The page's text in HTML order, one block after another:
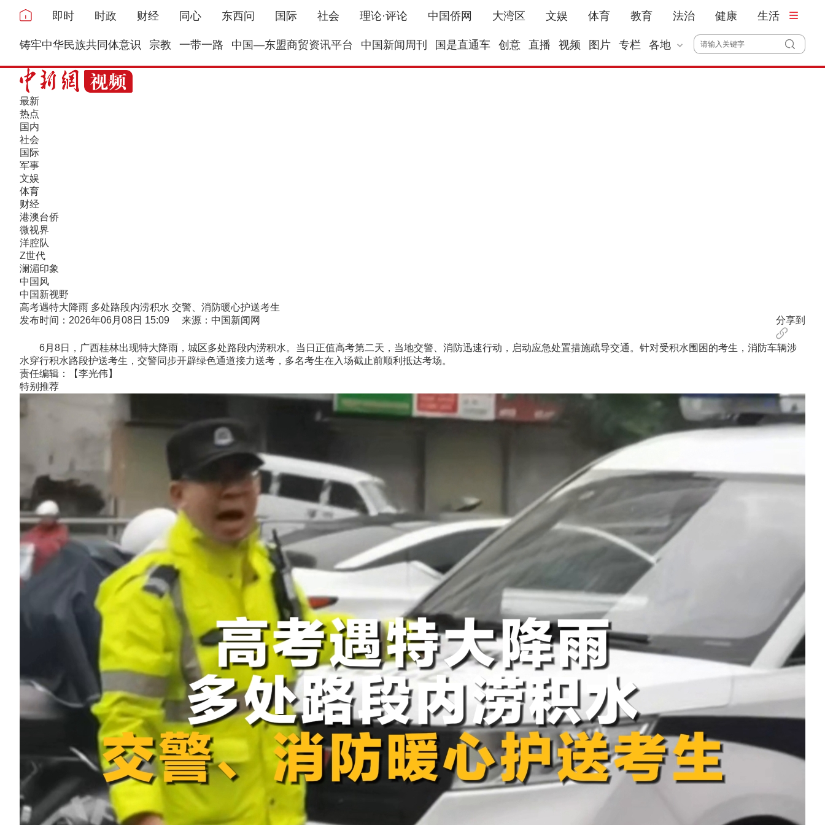
即时 时政 财经 同心 东西问 国际 社会 理论·评论 中国侨网 大湾区 文娱 体育 教育 法治 健康 生活
铸牢中华民族共同体意识 宗教 一带一路 中国—东盟商贸资讯平台 中国新闻周刊 国是直通车 创意 直播 视频 图片 专栏 各地
最新
热点
国内
社会
国际
军事
文娱
体育
财经
港澳台侨
微视界
洋腔队
Z世代
澜湄印象
中国风
中国新视野
高考遇特大降雨 多处路段内涝积水 交警、消防暖心护送考生
发布时间：2026年06月08日 15:09 来源：中国新闻网
分享到
6月8日，广西桂林出现特大降雨，城区多处路段内涝积水。当日正值高考第二天，当地交警、消防迅速行动，启动应急处置措施疏导交通。针对受积水围困的考生，消防车辆涉
水穿行积水路段护送考生，交警同步开辟绿色通道接力送考，多名考生在入场截止前顺利抵达考场。
责任编辑：【李光伟】
特别推荐